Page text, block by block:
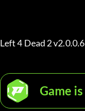
Left 4 Dead 2
Game